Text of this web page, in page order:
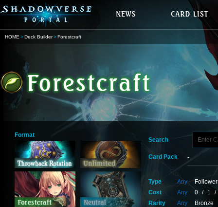
HOME Deck Builder Forestcraft
Format
Search
Card Pack
Type Any
Cost
Any 0 / 1
/
Rarity
Any Bronze